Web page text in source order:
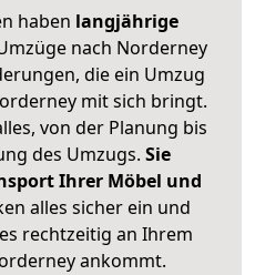
haben langjährige
nach Norderney
die ein Umzug
mit sich bringt.
von der Planung bis
des Umzugs. Sie
Ihrer Möbel und
alles sicher ein und
rechtzeitig an Ihrem
ankommt.